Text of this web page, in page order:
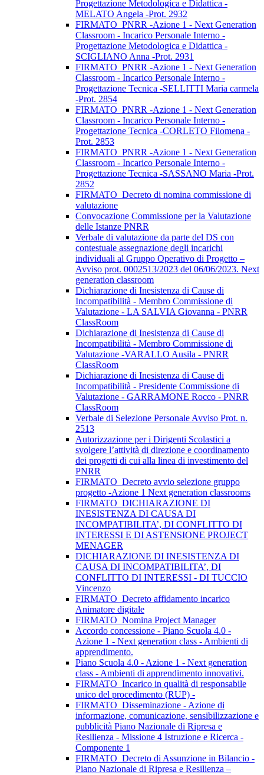
Progettazione Metodologica e Didattica -
MELATO Angela -Prot. 2932
FIRMATO_PNRR -Azione 1 - Next Generation
Classroom - Incarico Personale Interno -
Progettazione Metodologica e Didattica -
SCIGLIANO Anna -Prot. 2931
FIRMATO_PNRR -Azione 1 - Next Generation
Classroom - Incarico Personale Interno -
Progettazione Tecnica -SELLITTI Maria carmela
-Prot. 2854
FIRMATO_PNRR -Azione 1 - Next Generation
Classroom - Incarico Personale Interno -
Progettazione Tecnica -CORLETO Filomena -
Prot. 2853
FIRMATO_PNRR -Azione 1 - Next Generation
Classroom - Incarico Personale Interno -
Progettazione Tecnica -SASSANO Maria -Prot.
2852
FIRMATO_Decreto di nomina commissione di
valutazione
Convocazione Commissione per la Valutazione
delle Istanze PNRR
Verbale di valutazione da parte del DS con
contestuale assegnazione degli incarichi
individuali al Gruppo Operativo di Progetto –
Avviso prot. 0002513/2023 del 06/06/2023. Next
generation classroom
Dichiarazione di Inesistenza di Cause di
Incompatibilità - Membro Commissione di
Valutazione - LA SALVIA Giovanna - PNRR
ClassRoom
Dichiarazione di Inesistenza di Cause di
Incompatibilità - Membro Commissione di
Valutazione -VARALLO Ausila - PNRR
ClassRoom
Dichiarazione di Inesistenza di Cause di
Incompatibilità - Presidente Commissione di
Valutazione - GARRAMONE Rocco - PNRR
ClassRoom
Verbale di Selezione Personale Avviso Prot. n.
2513
Autorizzazione per i Dirigenti Scolastici a
svolgere l’attività di direzione e coordinamento
dei progetti di cui alla linea di investimento del
PNRR
FIRMATO_Decreto avvio selezione gruppo
progetto -Azione 1 Next generation classrooms
FIRMATO_DICHIARAZIONE DI
INESISTENZA DI CAUSA DI
INCOMPATIBILITA’, DI CONFLITTO DI
INTERESSI E DI ASTENSIONE PROJECT
MENAGER
DICHIARAZIONE DI INESISTENZA DI
CAUSA DI INCOMPATIBILITA’, DI
CONFLITTO DI INTERESSI - DI TUCCIO
Vincenzo
FIRMATO_Decreto affidamento incarico
Animatore digitale
FIRMATO_Nomina Project Manager
Accordo concessione - Piano Scuola 4.0 -
Azione 1 - Next generation class - Ambienti di
apprendimento.
Piano Scuola 4.0 - Azione 1 - Next generation
class - Ambienti di apprendimento innovativi.
FIRMATO_Incarico in qualità di responsabile
unico del procedimento (RUP) -
FIRMATO_Disseminazione - Azione di
informazione, comunicazione, sensibilizzazione e
pubblicità Piano Nazionale di Ripresa e
Resilienza - Missione 4 Istruzione e Ricerca -
Componente 1
FIRMATO_Decreto di Assunzione in Bilancio -
Piano Nazionale di Ripresa e Resilienza –